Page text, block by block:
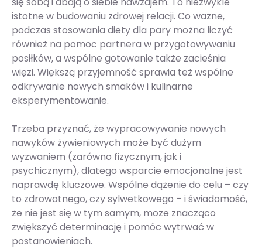
istotne w budowaniu zdrowej relacji. Co ważne,
podczas stosowania diety dla pary można liczyć
również na pomoc partnera w przygotowywaniu
posiłków, a wspólne gotowanie także zacieśnia
więzi. Większą przyjemność sprawia też wspólne
odkrywanie nowych smaków i kulinarne
eksperymentowanie.
Trzeba przyznać, że wypracowywanie nowych
nawyków żywieniowych może być dużym
wyzwaniem (zarówno fizycznym, jak i
psychicznym), dlatego wsparcie emocjonalne jest
naprawdę kluczowe. Wspólne dążenie do celu – czy
to zdrowotnego, czy sylwetkowego – i świadomość,
że nie jest się w tym samym, może znacząco
zwiększyć determinację i pomóc wytrwać w
postanowieniach.